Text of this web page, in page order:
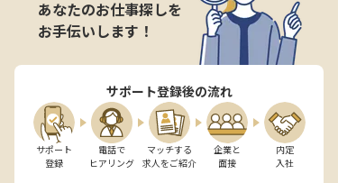
あなたのお仕事探しを
お手伝いします！
サポート登録後の流れ
サポート
登録
電話で
ヒアリング
マッチする
求人をご紹介
企業と
面接
内定
入社